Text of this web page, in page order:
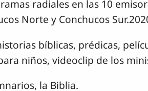
radiales en las 10
Norte y Conchucos
bíblicas, prédicas,
niños, videoclip de los
la Biblia.